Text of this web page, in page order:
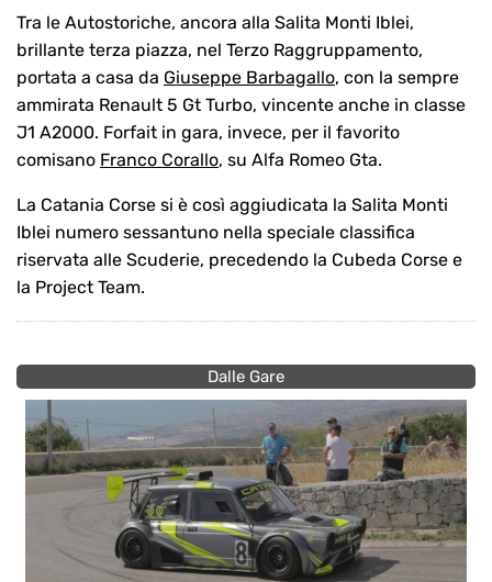
Tra le Autostoriche, ancora alla Salita Monti Iblei,
brillante terza piazza, nel Terzo Raggruppamento,
portata a casa da Giuseppe Barbagallo, con la sempre
ammirata Renault 5 Gt Turbo, vincente anche in classe
J1 A2000. Forfait in gara, invece, per il favorito
comisano Franco Corallo, su Alfa Romeo Gta.
La Catania Corse si è così aggiudicata la Salita Monti
Iblei numero sessantuno nella speciale classifica
riservata alle Scuderie, precedendo la Cubeda Corse e
la Project Team.
Dalle Gare